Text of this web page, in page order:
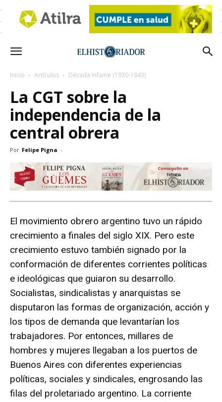
Inicio Artículos Década Infame (1930-1943)
La CGT sobre la
independencia de la
central obrera
Por Felipe Pigna -
El movimiento obrero argentino tuvo un rápido
crecimiento a finales del siglo XIX. Pero este
crecimiento estuvo también signado por la
conformación de diferentes corrientes políticas
e ideológicas que guiaron su desarrollo.
Socialistas, sindicalistas y anarquistas se
disputaron las formas de organización, acción y
los tipos de demanda que levantarían los
trabajadores. Por entonces, millares de
hombres y mujeres llegaban a los puertos de
Buenos Aires con diferentes experiencias
políticas, sociales y sindicales, engrosando las
filas del proletariado argentino. La corriente